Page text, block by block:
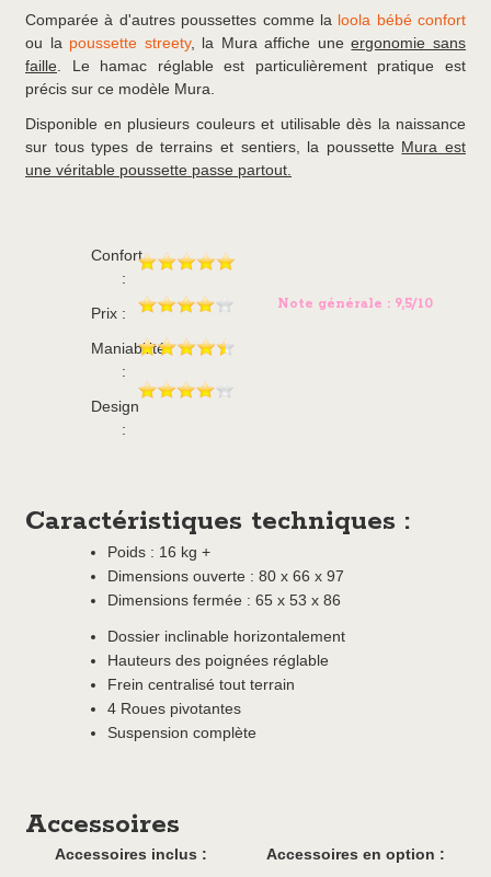
Comparée à d'autres poussettes comme la loola bébé confort
ou la poussette streety, la Mura affiche uneergonomie sans
faille . Le hamac réglable est particulièrement pratique est
précis sur ce modèle Mura.
Disponible en plusieurs couleurs et utilisable dès la naissance
sur tous types de terrains et sentiers, la poussette Mura est
une véritable poussette passe partout.
Confort
:
Prix :
Maniabilité
:
Design
:
Note générale : 9,5/10
Caractéristiques techniques :
Poids : 16 kg +
Dimensions ouverte : 80 x 66 x 97
Dimensions fermée : 65 x 53 x 86
Dossier inclinable horizontalement
Hauteurs des poignées réglable
Frein centralisé tout terrain
4 Roues pivotantes
Suspension complète
Accessoires
Accessoires inclus : Accessoires en option :